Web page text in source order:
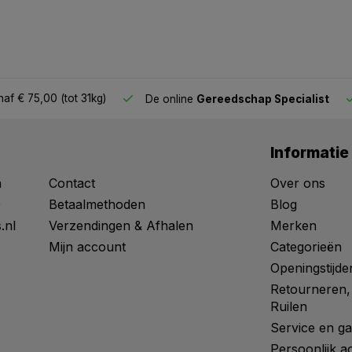
€ 75,00 (tot 31kg) De online Gereedschap Specialist
Contact
Betaalmethoden
Verzendingen & Afhalen
Mijn account
Informatie
Over ons
Blog
Merken
Categorieën
Ruilen
Service en
Persoonlijk